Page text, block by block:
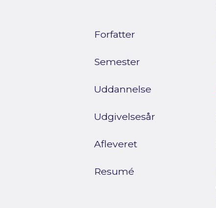
Forfatter
Semester
Uddannelse
Udgivelsesår
Afleveret
Resumé